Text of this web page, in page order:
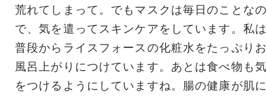
荒れてしまって。でもマスクは毎日のことなの
で、気を遣ってスキンケアをしています。私は
普段からライスフォースの化粧水をたっぷりお
風呂上がりにつけています。あとは食べ物も気
をつけるようにしていますね。腸の健康が肌に